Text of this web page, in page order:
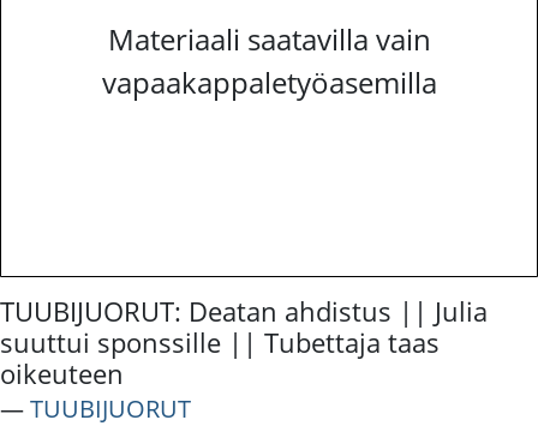
Materiaali saatavilla vain
vapaakappaletyöasemilla
TUUBIJUORUT: Deatan ahdistus || Julia
suuttui sponssille || Tubettaja taas
oikeuteen
―TUUBIJUORUT